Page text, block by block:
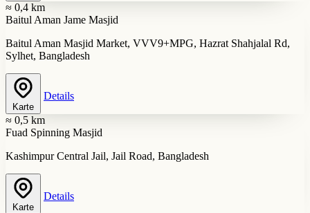
≈ 0,4 km
Baitul Aman Jame Masjid
Baitul Aman Masjid Market, VVV9+MPG, Hazrat Shahjalal Rd,
Sylhet, Bangladesh
Karte
Details
≈ 0,5 km
Fuad Spinning Masjid
Kashimpur Central Jail, Jail Road, Bangladesh
Karte
Details